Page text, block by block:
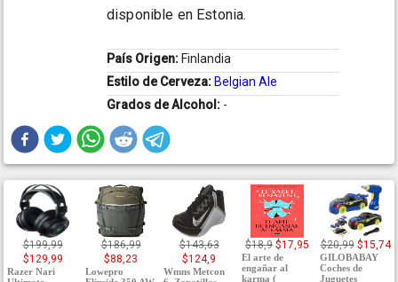
disponible en Estonia.
País Origen: Finlandia
Estilo de Cerveza: Belgian Ale
Grados de Alcohol: -
$199,99
$129,99
Razer Nari
$186,99
$88,23
Lowepro
$143,63
$124,9
Wmns Metcon
$18,9 $17,95
El arte de
engañar al
karma (
$20,99 $15,74
GILOBABAY
Coches de
Juguetes